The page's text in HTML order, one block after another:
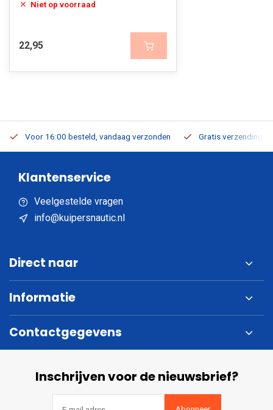
Niet op voorraad
22,95
Voor 16:00 besteld, vandaag verzonden Gratis verzending
Klantenservice
Veelgestelde vragen
info@kuipersnautic.nl
Direct naar
Informatie
Contactgegevens
Inschrijven voor de nieuwsbrief?